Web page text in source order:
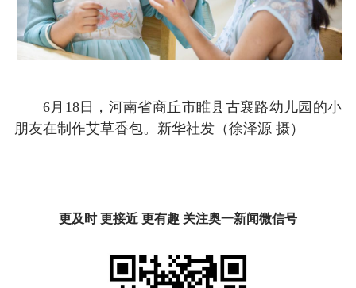
6月18日，河南省商丘市睢县古襄路幼儿园的小
朋友在制作艾草香包。新华社发（徐泽源 摄）
更及时 更接近 更有趣 关注奥一新闻微信号